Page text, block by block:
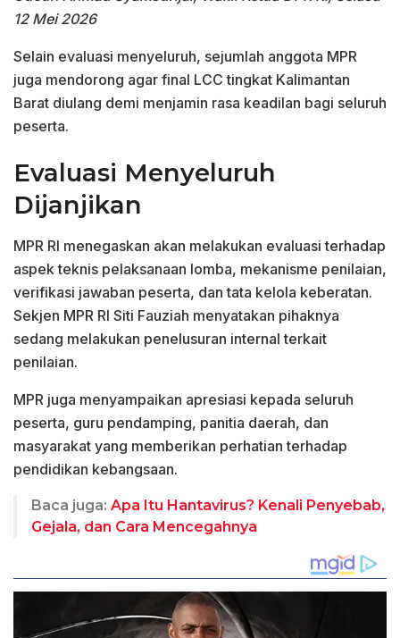
12 Mei 2026
Selain evaluasi menyeluruh, sejumlah anggota MPR
juga mendorong agar final LCC tingkat Kalimantan
Barat diulang demi menjamin rasa keadilan bagi seluruh
peserta.
Evaluasi Menyeluruh
Dijanjikan
MPR RI menegaskan akan melakukan evaluasi terhadap
aspek teknis pelaksanaan lomba, mekanisme penilaian,
verifikasi jawaban peserta, dan tata kelola keberatan.
Sekjen MPR RI Siti Fauziah menyatakan pihaknya
sedang melakukan penelusuran internal terkait
penilaian.
MPR juga menyampaikan apresiasi kepada seluruh
peserta, guru pendamping, panitia daerah, dan
masyarakat yang memberikan perhatian terhadap
pendidikan kebangsaan.
Baca juga: Apa Itu Hantavirus? Kenali Penyebab,
Gejala, dan Cara Mencegahnya